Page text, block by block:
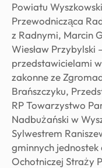
Powiatu
Przewodnicząca
z Radnymi, Marcin
Wiesław Przybylski
przedstawicielami
zakonne ze
Brańszczyku,
RP Towarzystwo
Nadbużański w
Sylwestrem
gminnych
Ochotniczej Straży